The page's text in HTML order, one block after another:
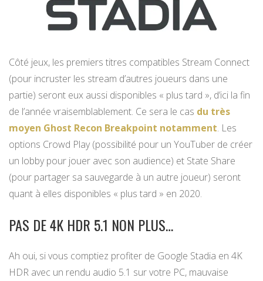
Côté jeux, les premiers titres compatibles Stream Connect
(pour incruster les stream d’autres joueurs dans une
partie) seront eux aussi disponibles « plus tard », d’ici la fin
de l’année vraisemblablement. Ce sera le cas du très
moyen Ghost Recon Breakpoint notamment. Les
options Crowd Play (possibilité pour un YouTuber de créer
un lobby pour jouer avec son audience) et State Share
(pour partager sa sauvegarde à un autre joueur) seront
quant à elles disponibles « plus tard » en 2020.
PAS DE 4K HDR 5.1 NON PLUS…
Ah oui, si vous comptiez profiter de Google Stadia en 4K
HDR avec un rendu audio 5.1 sur votre PC, mauvaise